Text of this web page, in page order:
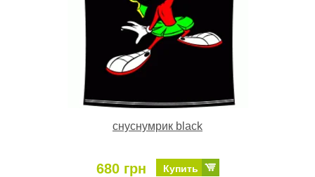
снуснумрик black
680 грн Купить